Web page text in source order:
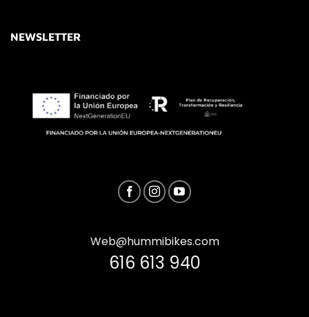
NEWSLETTER
Web@hummibikes.com
616 613 940